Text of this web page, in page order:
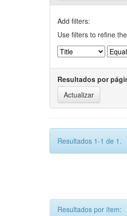
Add filters:
Use filters to refine
Resultados por
Resultados 1-1 de 1.
Resultados por ítem: